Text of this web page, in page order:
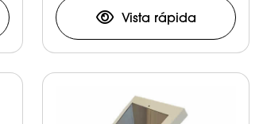
Vista rápida